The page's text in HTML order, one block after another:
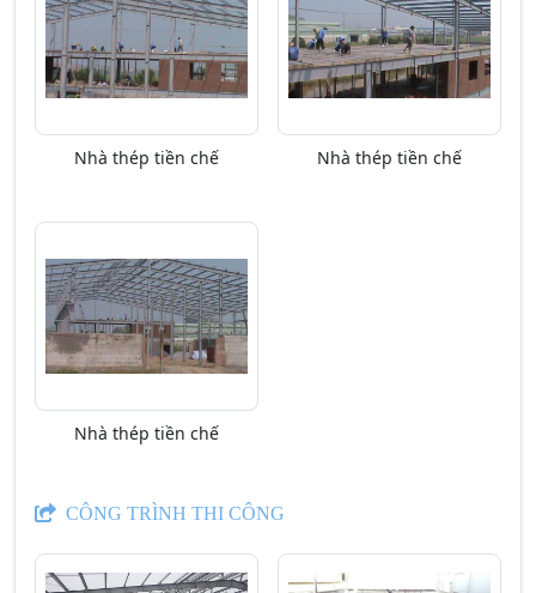
Nhà thép tiền chế Nhà thép tiền chế
Nhà thép tiền chế
CÔNG TRÌNH THI CÔNG